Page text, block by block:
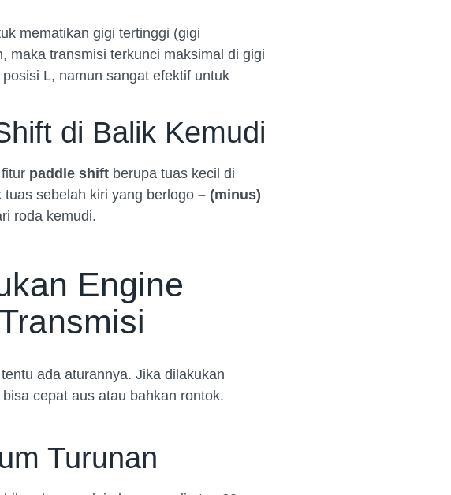
mematikan gigi tertinggi (gigi
maka transmisi terkunci maksimal di gigi
L, namun sangat efektif untuk
di Balik Kemudi
paddle shift berupa tuas kecil di
sebelah kiri yang berlogo – (minus)
roda kemudi.
Engine
ada aturannya. Jika dilakukan
bisa cepat aus atau bahkan rontok.
Turunan